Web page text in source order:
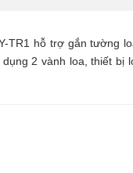
TR1 hỗ trợ gắn tường
dụng 2 vành loa, thiết